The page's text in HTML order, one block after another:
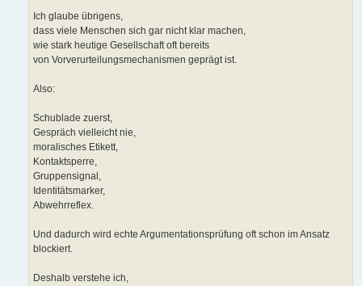
Ich glaube übrigens,
dass viele Menschen sich gar nicht klar machen,
wie stark heutige Gesellschaft oft bereits
von Vorverurteilungsmechanismen geprägt ist.
Also:
Schublade zuerst,
Gespräch vielleicht nie,
moralisches Etikett,
Kontaktsperre,
Gruppensignal,
Identitätsmarker,
Abwehrreflex.
Und dadurch wird echte Argumentationsprüfung oft schon im Ansatz
blockiert.
Deshalb verstehe ich,